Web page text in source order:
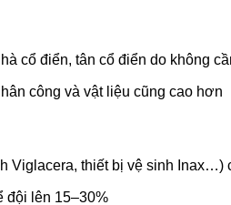
cổ điển, tân cổ điển do không
công và vật liệu cũng cao hơn
Viglacera, thiết bị vệ sinh Inax…)
đội lên 15–30%